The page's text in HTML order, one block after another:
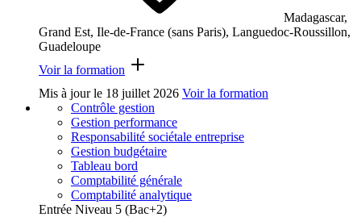
Madagascar,
Grand Est, Ile-de-France (sans Paris), Languedoc-Roussillon,
Guadeloupe
Voir la formation
Mis à jour le 18 juillet 2026 Voir la formation
Contrôle gestion
Gestion performance
Responsabilité sociétale entreprise
Gestion budgétaire
Tableau bord
Comptabilité générale
Comptabilité analytique
Entrée Niveau 5 (Bac+2)